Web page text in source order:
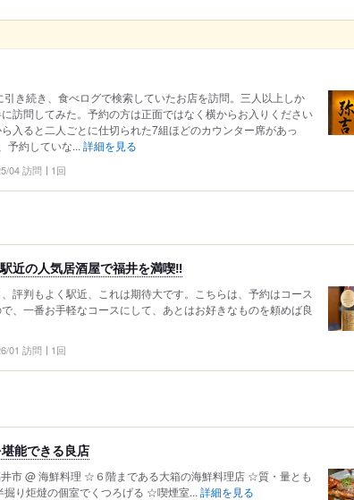
き続き、食べログで検索していたお店を訪問。三人以上しか
訪問してみた。予約の方は正面ではなく横からお入りください
入ると二人ごとに仕切られた7組ほどのカウンター席があっ
予約していな... 詳細を見る
04 訪問 1回
近の人気居酒屋で福井を満喫‼︎
評判もよく駅近、これは期待大です。こちらは、予約はコース
、一番お手軽なコースにして、あとはお好きなものを頼めば良
01 訪問 1回
能できる良店
市 @ 海鮮料理 ☆６階まである大箱の海鮮料理店 ☆質・量とも
り炬燵の個室でくつろげる ☆喫煙室... 詳細を見る